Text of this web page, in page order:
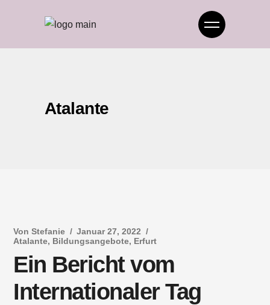
Atalante
Von Stefanie
Januar 27, 2022
Atalante, Bildungsangebote, Erfurt
Ein Bericht vom
Internationaler Tag